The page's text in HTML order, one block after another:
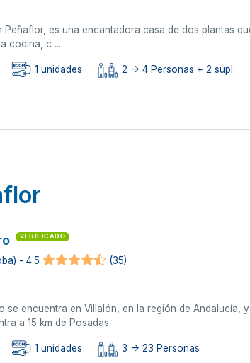
Peñaflor, es una encantadora casa de dos plantas
cocina, c ...
1 unidades 2 -> 4 Personas + 2 supl.
VERIFICADO
- 4.5
(35)
se encuentra en Villalón, en la región de Andalucía,
a 15 km de Posadas.
1 unidades 3 -> 23 Personas